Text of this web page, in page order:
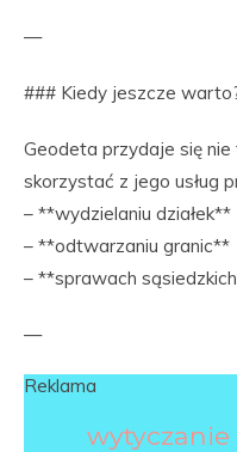
—
### Kiedy jeszcze
Geodeta przydaje się
skorzystać z jego usług
– **wydzielaniu działek**
– **odtwarzaniu granic**
– **sprawach
—
Reklama